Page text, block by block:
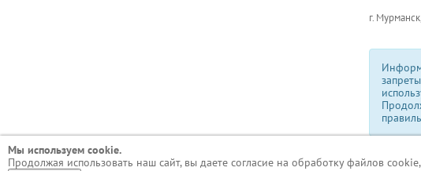
г.
Мы используем сookie.
Продолжая использовать наш сайт, вы даете согласие на обработку файлов